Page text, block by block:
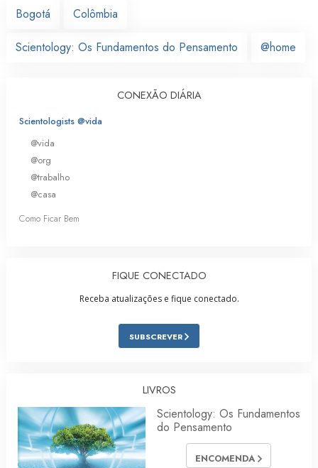
Bogotá
Colômbia
Scientology: Os Fundamentos do Pensamento @home
CONEXÃO DIÁRIA
Scientologists @vida
@vida
@org
@trabalho
@casa
Como Ficar Bem
FIQUE CONECTADO
Receba atualizações e fique conectado.
SUBSCREVER
LIVROS
Scientology: Os Fundamentos
do Pensamento
ENCOMENDA